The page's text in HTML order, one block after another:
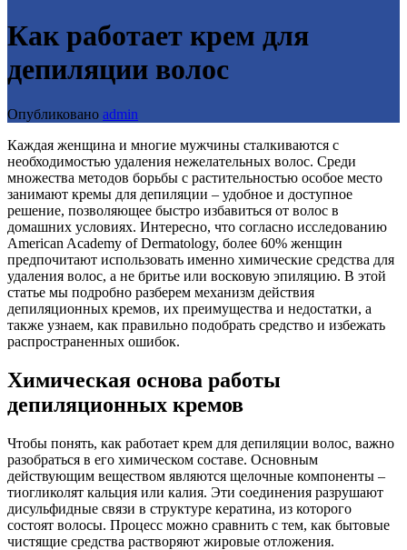
Как работает крем для
депиляции волос
Опубликовано admin
Каждая женщина и многие мужчины сталкиваются с
необходимостью удаления нежелательных волос. Среди
множества методов борьбы с растительностью особое место
занимают кремы для депиляции – удобное и доступное
решение, позволяющее быстро избавиться от волос в
домашних условиях. Интересно, что согласно исследованию
American Academy of Dermatology, более 60% женщин
предпочитают использовать именно химические средства для
удаления волос, а не бритье или восковую эпиляцию. В этой
статье мы подробно разберем механизм действия
депиляционных кремов, их преимущества и недостатки, а
также узнаем, как правильно подобрать средство и избежать
распространенных ошибок.
Химическая основа работы
депиляционных кремов
Чтобы понять, как работает крем для депиляции волос, важно
разобраться в его химическом составе. Основным
действующим веществом являются щелочные компоненты –
тиогликолят кальция или калия. Эти соединения разрушают
дисульфидные связи в структуре кератина, из которого
состоят волосы. Процесс можно сравнить с тем, как бытовые
чистящие средства растворяют жировые отложения.